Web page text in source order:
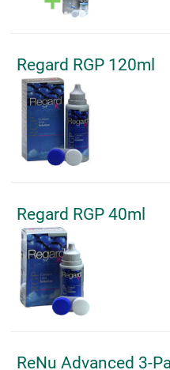
Regard RGP 120ml
Regard RGP 40ml
ReNu Advanced 3-